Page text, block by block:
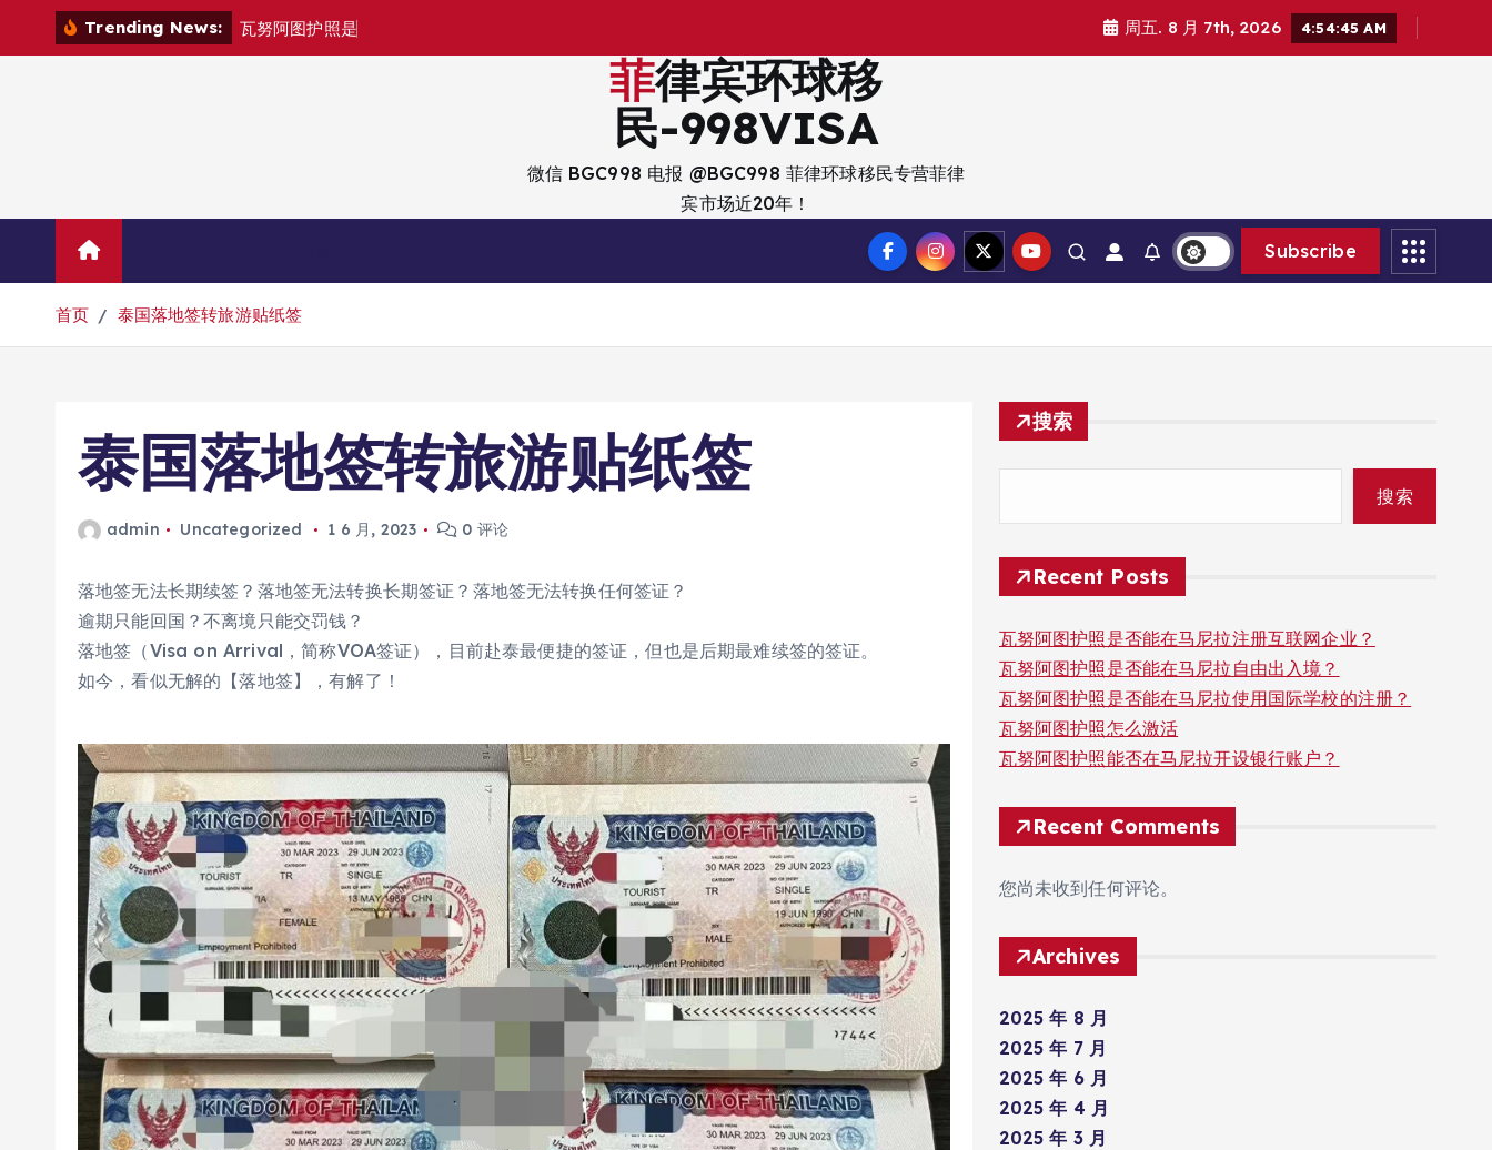
Trending News: 瓦努阿图护照是 周五. 8 月 7th, 2026 4:54:47 AM
菲律宾环球移
民-998VISA
微信 BGC998 电报 @BGC998 菲律环球移民专营菲律
宾市场近20年！
Subscribe
首页 泰国落地签转旅游贴纸签
泰国落地签转旅游贴纸签
admin Uncategorized 1 6 月, 2023 0 评论
落地签无法长期续签？落地签无法转换长期签证？落地签无法转换任何签证？
逾期只能回国？不离境只能交罚钱？
落地签（Visa on Arrival，简称VOA签证），目前赴泰最便捷的签证，但也是后期最难续签的签证。
如今，看似无解的【落地签】，有解了！
搜索
搜索
Recent Posts
瓦努阿图护照是否能在马尼拉注册互联网企业？
瓦努阿图护照是否能在马尼拉自由出入境？
瓦努阿图护照是否能在马尼拉使用国际学校的注册？
瓦努阿图护照怎么激活
瓦努阿图护照能否在马尼拉开设银行账户？
Recent Comments
您尚未收到任何评论。
Archives
2025 年 8 月
2025 年 7 月
2025 年 6 月
2025 年 4 月
2025 年 3 月